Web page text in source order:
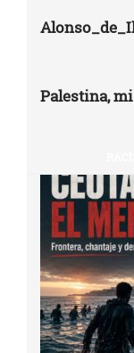
Palestina,